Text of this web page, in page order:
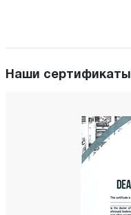
Наши сертификаты